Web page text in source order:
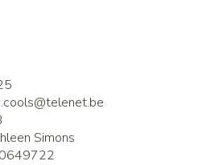
telenet.be
Simons